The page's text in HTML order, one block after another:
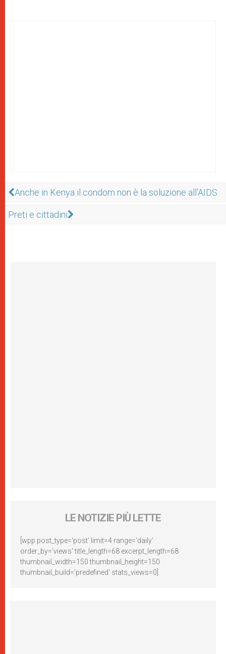
Anche in Kenya il condom non è la soluzione all’AIDS
Preti e cittadini
LE NOTIZIE PIÙ LETTE
[wpp post_type='post' limit=4 range='daily'
order_by='views' title_length=68 excerpt_length=68
thumbnail_width=150 thumbnail_height=150
thumbnail_build='predefined' stats_views=0]